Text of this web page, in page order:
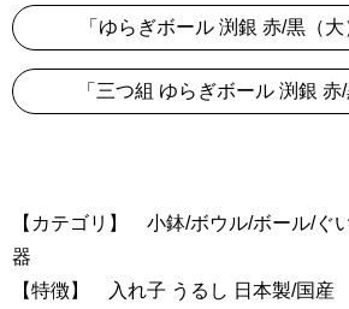
「ゆらぎボール 渕銀 赤/黒（
「三つ組 ゆらぎボール 渕銀
【カテゴリ】 小鉢/ボウル/ボール/ぐ
器
【特徴】 入れ子 うるし 日本製/国産